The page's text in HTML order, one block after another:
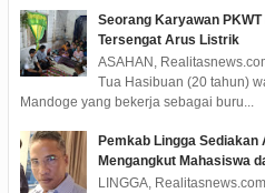
Seorang Karyawan
Tersengat Arus Listrik
ASAHAN,
Tua Hasibuan (20 tahun)
Mandoge yang bekerja sebagai buru...
Pemkab Lingga
Mengangkut Mahasiswa
LINGGA,